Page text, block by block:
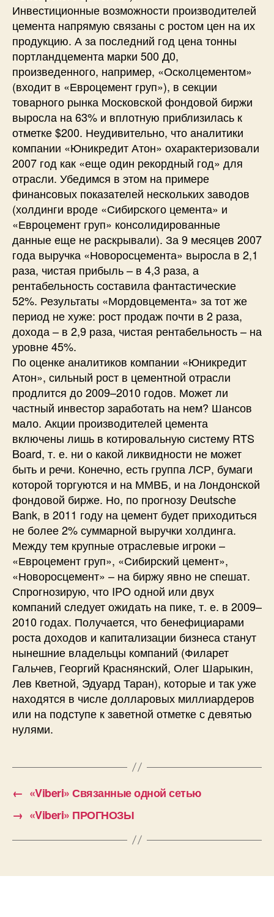
Инвестиционные возможности производителей
цемента напрямую связаны с ростом цен на их
продукцию. А за последний год цена тонны
портландцемента марки 500 Д0,
произведенного, например, «Осколцементом»
(входит в «Евроцемент груп»), в секции
товарного рынка Московской фондовой биржи
выросла на 63% и вплотную приблизилась к
отметке $200. Неудивительно, что аналитики
компании «Юникредит Атон» охарактеризовали
2007 год как «еще один рекордный год» для
отрасли. Убедимся в этом на примере
финансовых показателей нескольких заводов
(холдинги вроде «Сибирского цемента» и
«Евроцемент груп» консолидированные
данные еще не раскрывали). За 9 месяцев 2007
года выручка «Новоросцемента» выросла в 2,1
раза, чистая прибыль – в 4,3 раза, а
рентабельность составила фантастические
52%. Результаты «Мордовцемента» за тот же
период не хуже: рост продаж почти в 2 раза,
дохода – в 2,9 раза, чистая рентабельность – на
уровне 45%.
По оценке аналитиков компании «Юникредит
Атон», сильный рост в цементной отрасли
продлится до 2009–2010 годов. Может ли
частный инвестор заработать на нем? Шансов
мало. Акции производителей цемента
включены лишь в котировальную систему RTS
Board, т. е. ни о какой ликвидности не может
быть и речи. Конечно, есть группа ЛСР, бумаги
которой торгуются и на ММВБ, и на Лондонской
фондовой бирже. Но, по прогнозу Deutsche
Bank, в 2011 году на цемент будет приходиться
не более 2% суммарной выручки холдинга.
Между тем крупные отраслевые игроки –
«Евроцемент груп», «Сибирский цемент»,
«Новоросцемент» – на биржу явно не спешат.
Спрогнозирую, что IPO одной или двух
компаний следует ожидать на пике, т. е. в 2009–
2010 годах. Получается, что бенефициарами
роста доходов и капитализации бизнеса станут
нынешние владельцы компаний (Филарет
Гальчев, Георгий Краснянский, Олег Шарыкин,
Лев Кветной, Эдуард Таран), которые и так уже
находятся в числе долларовых миллиардеров
или на подступе к заветной отметке с девятью
нулями.
← «Viberi» Связанные одной сетью
→ «Viberi» ПРОГНОЗЫ